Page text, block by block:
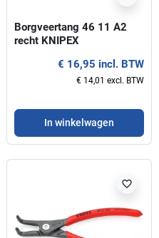
Borgveertang 46 11 A2
recht KNIPEX
€ 16,95 incl. BTW
€ 14,01 excl. BTW
In winkelwagen
favorite_border